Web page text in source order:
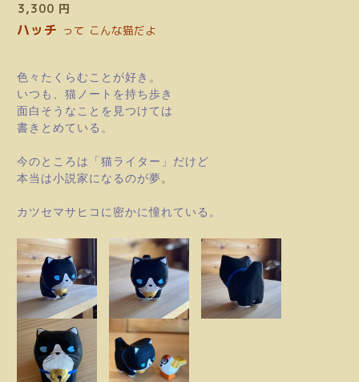
3,300 円
ハッチ って こんな猫だよ
色々たくらむことが好き。
いつも、猫ノートを持ち歩き
面白そうなことを見つけては
書きとめている。
今のところは「猫ライター」だけど
本当は小説家になるのが夢 。
カツセマサヒコに 密かに憧れている。